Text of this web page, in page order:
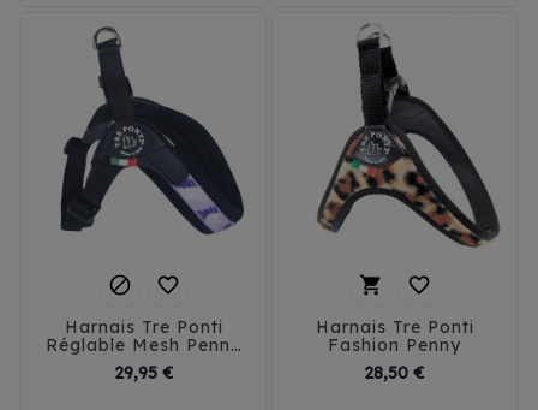
 
Harnais Tre Ponti
Réglable Mesh Penny
Camou
29,95 €Prix
 
Harnais Tre Ponti
Fashion Penny
28,50 €